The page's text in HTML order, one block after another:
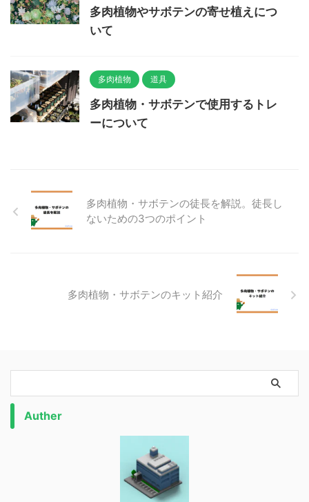
多肉植物やサボテンの寄せ植えにつ
いて
多肉植物 道具
多肉植物・サボテンで使用するトレ
ーについて
多肉植物・サボテンの徒長を解説。徒長し
ないための3つのポイント
多肉植物・サボテンのキット紹介
Auther